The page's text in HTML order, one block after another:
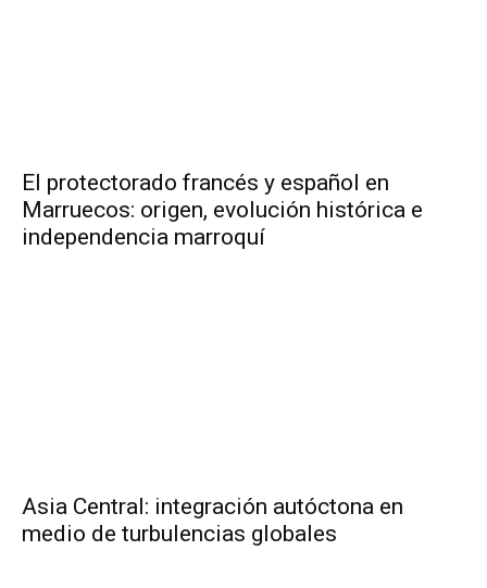
El protectorado francés y español en
Marruecos: origen, evolución histórica e
independencia marroquí
Asia Central: integración autóctona en
medio de turbulencias globales